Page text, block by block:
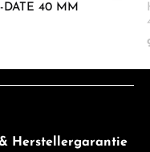
40 MM
Herstellergarantie